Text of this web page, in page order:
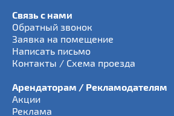
Связь с нами
Обратный звонок
Заявка на помещение
Написать письмо
Контакты / Схема проезда
Арендаторам / Рекламодателям
Акции
Реклама